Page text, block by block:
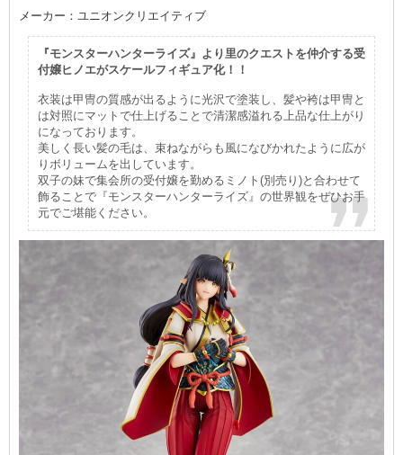
メーカー：ユニオンクリエイティブ
『モンスターハンターライズ』より里のクエストを仲介する受
付嬢ヒノエがスケールフィギュア化！！
衣装は甲冑の質感が出るように光沢で塗装し、髪や袴は甲冑と
は対照にマットで仕上げることで清潔感溢れる上品な仕上がり
になっております。
美しく長い髪の毛は、束ねながらも風になびかれたように広が
りボリュームを出しています。
双子の妹で集会所の受付嬢を勤めるミノト(別売り)と合わせて
飾ることで『モンスターハンターライズ』の世界観をぜひお手
元でご堪能ください。